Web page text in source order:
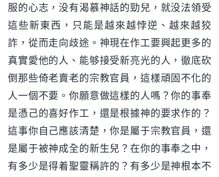
服的心志，没有渴慕神話的勁兒，就没法領受
這些新東西，只能是越來越悖逆、越來越狡
詐，從而走向歧途。神現在作工要興起更多的
真實愛他的人、能够接受新亮光的人，徹底砍
倒那些倚老賣老的宗教官員，這樣頑固不化的
人一個不要。你願意做這樣的人嗎？你的事奉
是憑己的喜好作工，還是根據神的要求作的？
這事你自己應該清楚，你是屬于宗教官員，還
是屬于被神成全的新生兒？在你的事奉之中，
有多少是得着聖靈稱許的？有多少是神根本不